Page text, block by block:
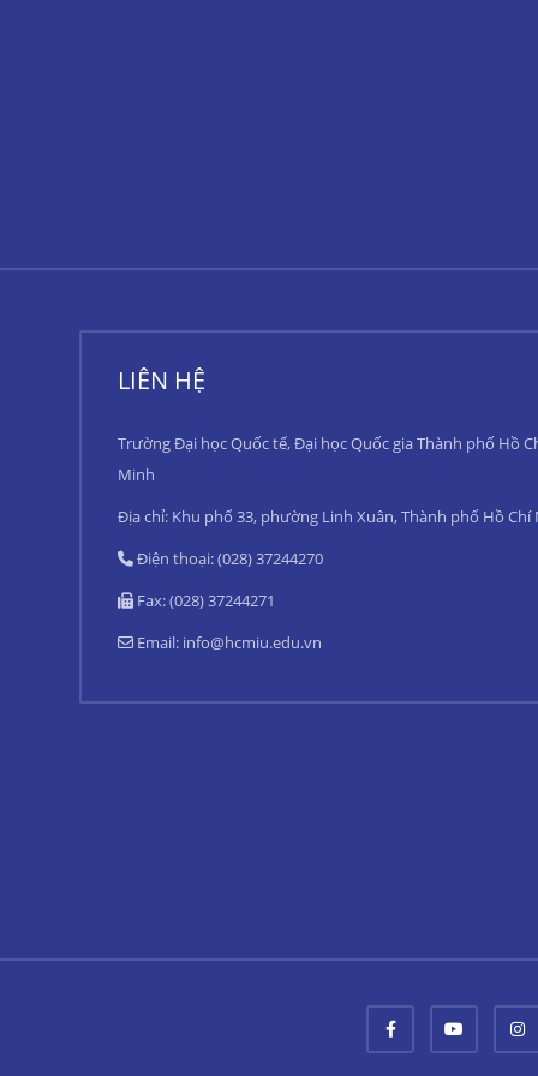
LIÊN HỆ
Trường Đại học Quốc tế, Đại học Quốc gia Thành phố Hồ
Minh
Địa chỉ: Khu phố 33, phường Linh Xuân, Thành phố Hồ Chí
Điện thoại: (028) 37244270
Fax: (028) 37244271
Email: info@hcmiu.edu.vn